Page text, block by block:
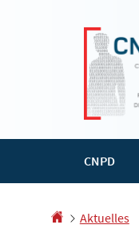
CNPD
Startseite
Aktuelles